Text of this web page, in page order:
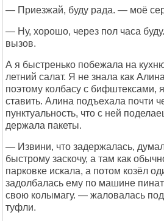
— Приезжай, буду рада. — моё
— Ну, хорошо, через пол часа
вызов.
А я быстренько побежала на
летний салат. Я не знала как
поэтому колбасу с бифштексами,
ставить. Алина подъехала почти
пунктуальность, что с ней
держала пакеты.
— Извини, что задержалась,
быстрому заскочу, а там как
парковке искала, а потом козёл
задолбалась ему по машине
свою колымагу. — жаловалась
туфли.